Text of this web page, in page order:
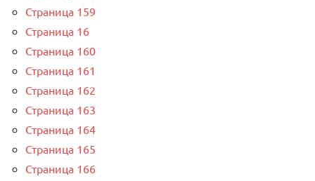
Страница 159
Страница 16
Страница 160
Страница 161
Страница 162
Страница 163
Страница 164
Страница 165
Страница 166